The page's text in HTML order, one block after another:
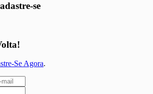
se
Se Agora.